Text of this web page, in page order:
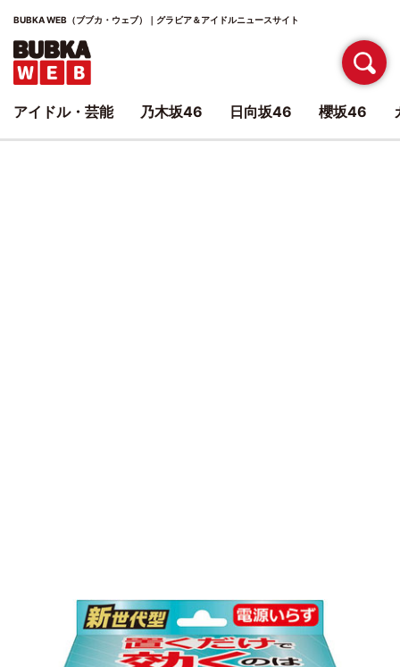
BUBKA WEB（ブブカ・ウェブ）｜グラビア＆アイドルニュースサイト
アイドル・芸能 乃木坂46 日向坂46 櫻坂46